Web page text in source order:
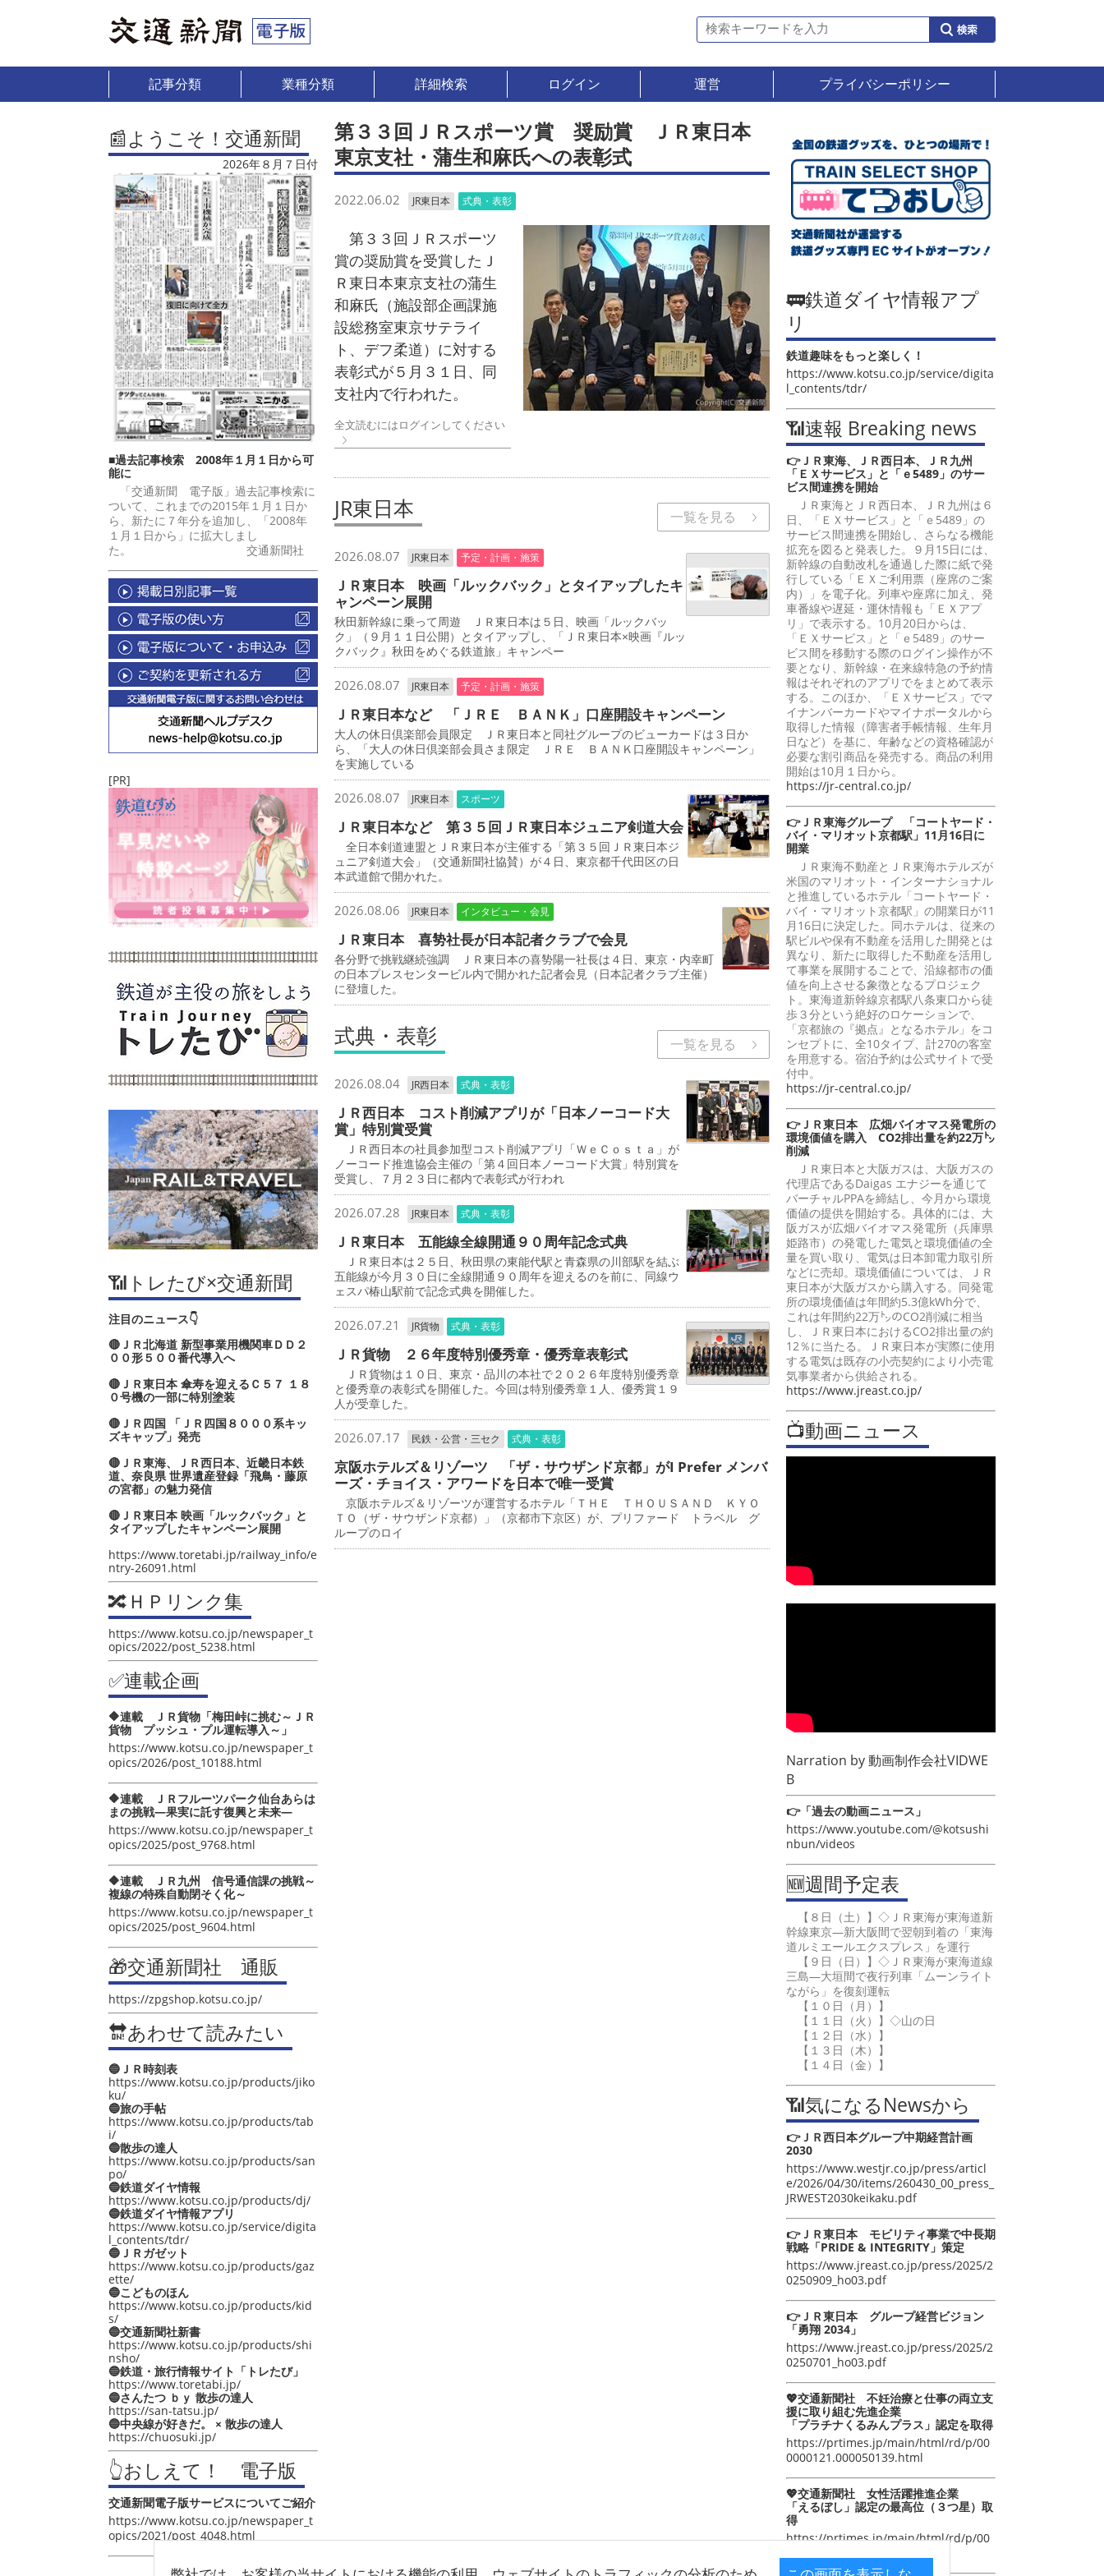
記事分類 業種分類 詳細検索 ログイン 運営 プライバシーポリシー
📰ようこそ！交通新聞
2026年８月７日付
■過去記事検索 2008年１月１日から可
能に
「交通新聞 電子版」過去記事検索に
ついて、これまでの2015年１月１日か
ら、新たに７年分を追加し、「2008年
１月１日から」に拡大しまし
た。 交通新聞社
[PR]
📶トレたび×交通新聞
注目のニュース👇
🔴ＪＲ北海道 新型事業用機関車ＤＤ２
００形５００番代導入へ
🔴ＪＲ東日本 傘寿を迎えるＣ５７ １８
０号機の一部に特別塗装
🔴ＪＲ四国 「ＪＲ四国８０００系キッ
ズキャップ」発売
🔴ＪＲ東海、ＪＲ西日本、近畿日本鉄
道、奈良県 世界遺産登録「飛鳥・藤原
の宮都」の魅力発信
🔴ＪＲ東日本 映画「ルックバック」と
タイアップしたキャンペーン展開
https://www.toretabi.jp/railway_info/e
ntry-26091.html
🔀ＨＰリンク集
https://www.kotsu.co.jp/newspaper_t
opics/2022/post_5238.html
✅連載企画
🔶連載 ＪＲ貨物「梅田峠に挑む～ＪＲ
貨物 プッシュ・プル運転導入～」
https://www.kotsu.co.jp/newspaper_t
opics/2026/post_10188.html
🔶連載 ＪＲフルーツパーク仙台あらは
まの挑戦―果実に託す復興と未来―
https://www.kotsu.co.jp/newspaper_t
opics/2025/post_9768.html
🔶連載 ＪＲ九州 信号通信課の挑戦～
複線の特殊自動閉そく化～
https://www.kotsu.co.jp/newspaper_t
opics/2025/post_9604.html
🎁交通新聞社 通販
https://zpgshop.kotsu.co.jp/
🔛あわせて読みたい
🔵ＪＲ時刻表
https://www.kotsu.co.jp/products/jiko
ku/
🔵旅の手帖
https://www.kotsu.co.jp/products/tab
i/
🔵散歩の達人
https://www.kotsu.co.jp/products/san
po/
🔵鉄道ダイヤ情報
https://www.kotsu.co.jp/products/dj/
🔵鉄道ダイヤ情報アプリ
https://www.kotsu.co.jp/service/digita
l_contents/tdr/
🔵ＪＲガゼット
https://www.kotsu.co.jp/products/gaz
ette/
🔵こどものほん
https://www.kotsu.co.jp/products/kid
s/
🔵交通新聞社新書
https://www.kotsu.co.jp/products/shi
nsho/
🔵鉄道・旅行情報サイト「トレたび」
https://www.toretabi.jp/
🔵さんたつ ｂｙ 散歩の達人
https://san-tatsu.jp/
🔵中央線が好きだ。 × 散歩の達人
https://chuosuki.jp/
👆おしえて！ 電子版
交通新聞電子版サービスについてご紹介
https://www.kotsu.co.jp/newspaper_t
opics/2021/post_4048.html
第３３回ＪＲスポーツ賞 奨励賞 ＪＲ東日本
東京支社・蒲生和麻氏への表彰式
2022.06.02 JR東日本 式典・表彰
第３３回ＪＲスポーツ
賞の奨励賞を受賞したＪ
Ｒ東日本東京支社の蒲生
和麻氏（施設部企画課施
設総務室東京サテライ
ト、デフ柔道）に対する
表彰式が５月３１日、同
支社内で行われた。
全文読むにはログインしてください
JR東日本 一覧を見る
2026.08.07 JR東日本 予定・計画・施策
ＪＲ東日本 映画「ルックバック」とタイアップしたキ
ャンペーン展開
秋田新幹線に乗って周遊 ＪＲ東日本は５日、映画「ルックバッ
ク」（９月１１日公開）とタイアップし、「ＪＲ東日本×映画『ルッ
クバック』秋田をめぐる鉄道旅」キャンペー
2026.08.07 JR東日本 予定・計画・施策
ＪＲ東日本など 「ＪＲＥ ＢＡＮＫ」口座開設キャンペーン
大人の休日倶楽部会員限定 ＪＲ東日本と同社グループのビューカードは３日か
ら、「大人の休日倶楽部会員さま限定 ＪＲＥ ＢＡＮＫ口座開設キャンペーン」
を実施している
2026.08.07 JR東日本 スポーツ
ＪＲ東日本など 第３５回ＪＲ東日本ジュニア剣道大会
全日本剣道連盟とＪＲ東日本が主催する「第３５回ＪＲ東日本ジ
ュニア剣道大会」（交通新聞社協賛）が４日、東京都千代田区の日
本武道館で開かれた。
2026.08.06 JR東日本 インタビュー・会見
ＪＲ東日本 喜㔟社長が日本記者クラブで会見
各分野で挑戦継続強調 ＪＲ東日本の喜㔟陽一社長は４日、東京・内幸町
の日本プレスセンタービル内で開かれた記者会見（日本記者クラブ主催）
に登壇した。
式典・表彰 一覧を見る
2026.08.04 JR西日本 式典・表彰
ＪＲ西日本 コスト削減アプリが「日本ノーコード大
賞」特別賞受賞
ＪＲ西日本の社員参加型コスト削減アプリ「ＷｅＣｏｓｔａ」が
ノーコード推進協会主催の「第４回日本ノーコード大賞」特別賞を
受賞し、７月２３日に都内で表彰式が行われ
2026.07.28 JR東日本 式典・表彰
ＪＲ東日本 五能線全線開通９０周年記念式典
ＪＲ東日本は２５日、秋田県の東能代駅と青森県の川部駅を結ぶ
五能線が今月３０日に全線開通９０周年を迎えるのを前に、同線ウ
ェスパ椿山駅前で記念式典を開催した。
2026.07.21 JR貨物 式典・表彰
ＪＲ貨物 ２６年度特別優秀章・優秀章表彰式
ＪＲ貨物は１０日、東京・品川の本社で２０２６年度特別優秀章
と優秀章の表彰式を開催した。今回は特別優秀章１人、優秀賞１９
人が受章した。
2026.07.17 民鉄・公営・三セク 式典・表彰
京阪ホテルズ＆リゾーツ 「ザ・サウザンド京都」がI Prefer メンバ
ーズ・チョイス・アワードを日本で唯一受賞
京阪ホテルズ＆リゾーツが運営するホテル「ＴＨＥ ＴＨＯＵＳＡＮＤ ＫＹＯ
ＴＯ（ザ・サウザンド京都）」（京都市下京区）が、プリファード トラベル グ
ループのロイ
🚃鉄道ダイヤ情報アプ
リ
鉄道趣味をもっと楽しく！
https://www.kotsu.co.jp/service/digita
l_contents/tdr/
📶速報 Breaking news
👉ＪＲ東海、ＪＲ西日本、ＪＲ九州
「ＥＸサービス」と「ｅ5489」のサー
ビス間連携を開始
ＪＲ東海とＪＲ西日本、ＪＲ九州は６
日、「ＥＸサービス」と「ｅ5489」の
サービス間連携を開始し、さらなる機能
拡充を図ると発表した。９月15日には、
新幹線の自動改札を通過した際に紙で発
行している「ＥＸご利用票（座席のご案
内）」を電子化。列車や座席に加え、発
車番線や遅延・運休情報も「ＥＸアプ
リ」で表示する。10月20日からは、
「ＥＸサービス」と「ｅ5489」のサー
ビス間を移動する際のログイン操作が不
要となり、新幹線・在来線特急の予約情
報はそれぞれのアプリでをまとめて表示
する。このほか、「ＥＸサービス」でマ
イナンバーカードやマイナポータルから
取得した情報（障害者手帳情報、生年月
日など）を基に、年齢などの資格確認が
必要な割引商品を発売する。商品の利用
開始は10月１日から。
https://jr-central.co.jp/
👉ＪＲ東海グループ 「コートヤード・
バイ・マリオット京都駅」11月16日に
開業
ＪＲ東海不動産とＪＲ東海ホテルズが
米国のマリオット・インターナショナル
と推進しているホテル「コートヤード・
バイ・マリオット京都駅」の開業日が11
月16日に決定した。同ホテルは、従来の
駅ビルや保有不動産を活用した開発とは
異なり、新たに取得した不動産を活用し
て事業を展開することで、沿線都市の価
値を向上させる象徴となるプロジェク
ト。東海道新幹線京都駅八条東口から徒
歩３分という絶好のロケーションで、
「京都旅の『拠点』となるホテル」をコ
ンセプトに、全10タイプ、計270の客室
を用意する。宿泊予約は公式サイトで受
付中。
https://jr-central.co.jp/
👉ＪＲ東日本 広畑バイオマス発電所の
環境価値を購入 CO2排出量を約22万㌧
削減
ＪＲ東日本と大阪ガスは、大阪ガスの
代理店であるDaigas エナジーを通じて
バーチャルPPAを締結し、今月から環境
価値の提供を開始する。具体的には、大
阪ガスが広畑バイオマス発電所（兵庫県
姫路市）の発電した電気と環境価値の全
量を買い取り、電気は日本卸電力取引所
などに売却。環境価値については、ＪＲ
東日本が大阪ガスから購入する。同発電
所の環境価値は年間約5.3億kWh分で、
これは年間約22万㌧のCO2削減に相当
し、ＪＲ東日本におけるCO2排出量の約
12％に当たる。ＪＲ東日本が実際に使用
する電気は既存の小売契約により小売電
気事業者から供給される。
https://www.jreast.co.jp/
📺動画ニュース
Narration by動画制作会社VIDWE
B
👉「過去の動画ニュース」
https://www.youtube.com/@kotsushi
nbun/videos
🆕週間予定表
【８日（土）】◇ＪＲ東海が東海道新
幹線東京―新大阪間で翌朝到着の「東海
道ルミエールエクスプレス」を運行
【９日（日）】◇ＪＲ東海が東海道線
三島―大垣間で夜行列車「ムーンライト
ながら」を復刻運転
【１０日（月）】
【１１日（火）】◇山の日
【１２日（水）】
【１３日（木）】
【１４日（金）】
📶気になるNewsから
👉ＪＲ西日本グループ中期経営計画
2030
https://www.westjr.co.jp/press/articl
e/2026/04/30/items/260430_00_press_
JRWEST2030keikaku.pdf
👉ＪＲ東日本 モビリティ事業で中長期
戦略「PRIDE & INTEGRITY」策定
https://www.jreast.co.jp/press/2025/2
0250909_ho03.pdf
👉ＪＲ東日本 グループ経営ビジョン
「勇翔 2034」
https://www.jreast.co.jp/press/2025/2
0250701_ho03.pdf
💖交通新聞社 不妊治療と仕事の両立支
援に取り組む先進企業
「プラチナくるみんプラス」認定を取得
https://prtimes.jp/main/html/rd/p/00
0000121.000050139.html
💖交通新聞社 女性活躍推進企業
「えるぼし」認定の最高位（３つ星）取
得
https://prtimes.jp/main/html/rd/p/00